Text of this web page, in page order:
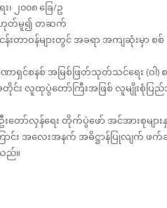
၂၀၀၈ ခြေ/ဥ
မဟုတ်မူ၍ တဆက်
ာဝန်များတွင် အခရာ အကျဆုံးမှာ စစ်
ာရှင်စနစ် အမြစ်ဖြတ်သုတ်သင်ရေး (ဝါ)
င်း လူထုပွဲတော်ကြီးအဖြစ် လူမျိုးစုံပြ
တော်လှန်ရေး တိုက်ပွဲဖော် အင်အားစုမျာ
င်း အလေးအနက် အဓိဋ္ဌာန်ပြုလျက် ဖ
ည်။